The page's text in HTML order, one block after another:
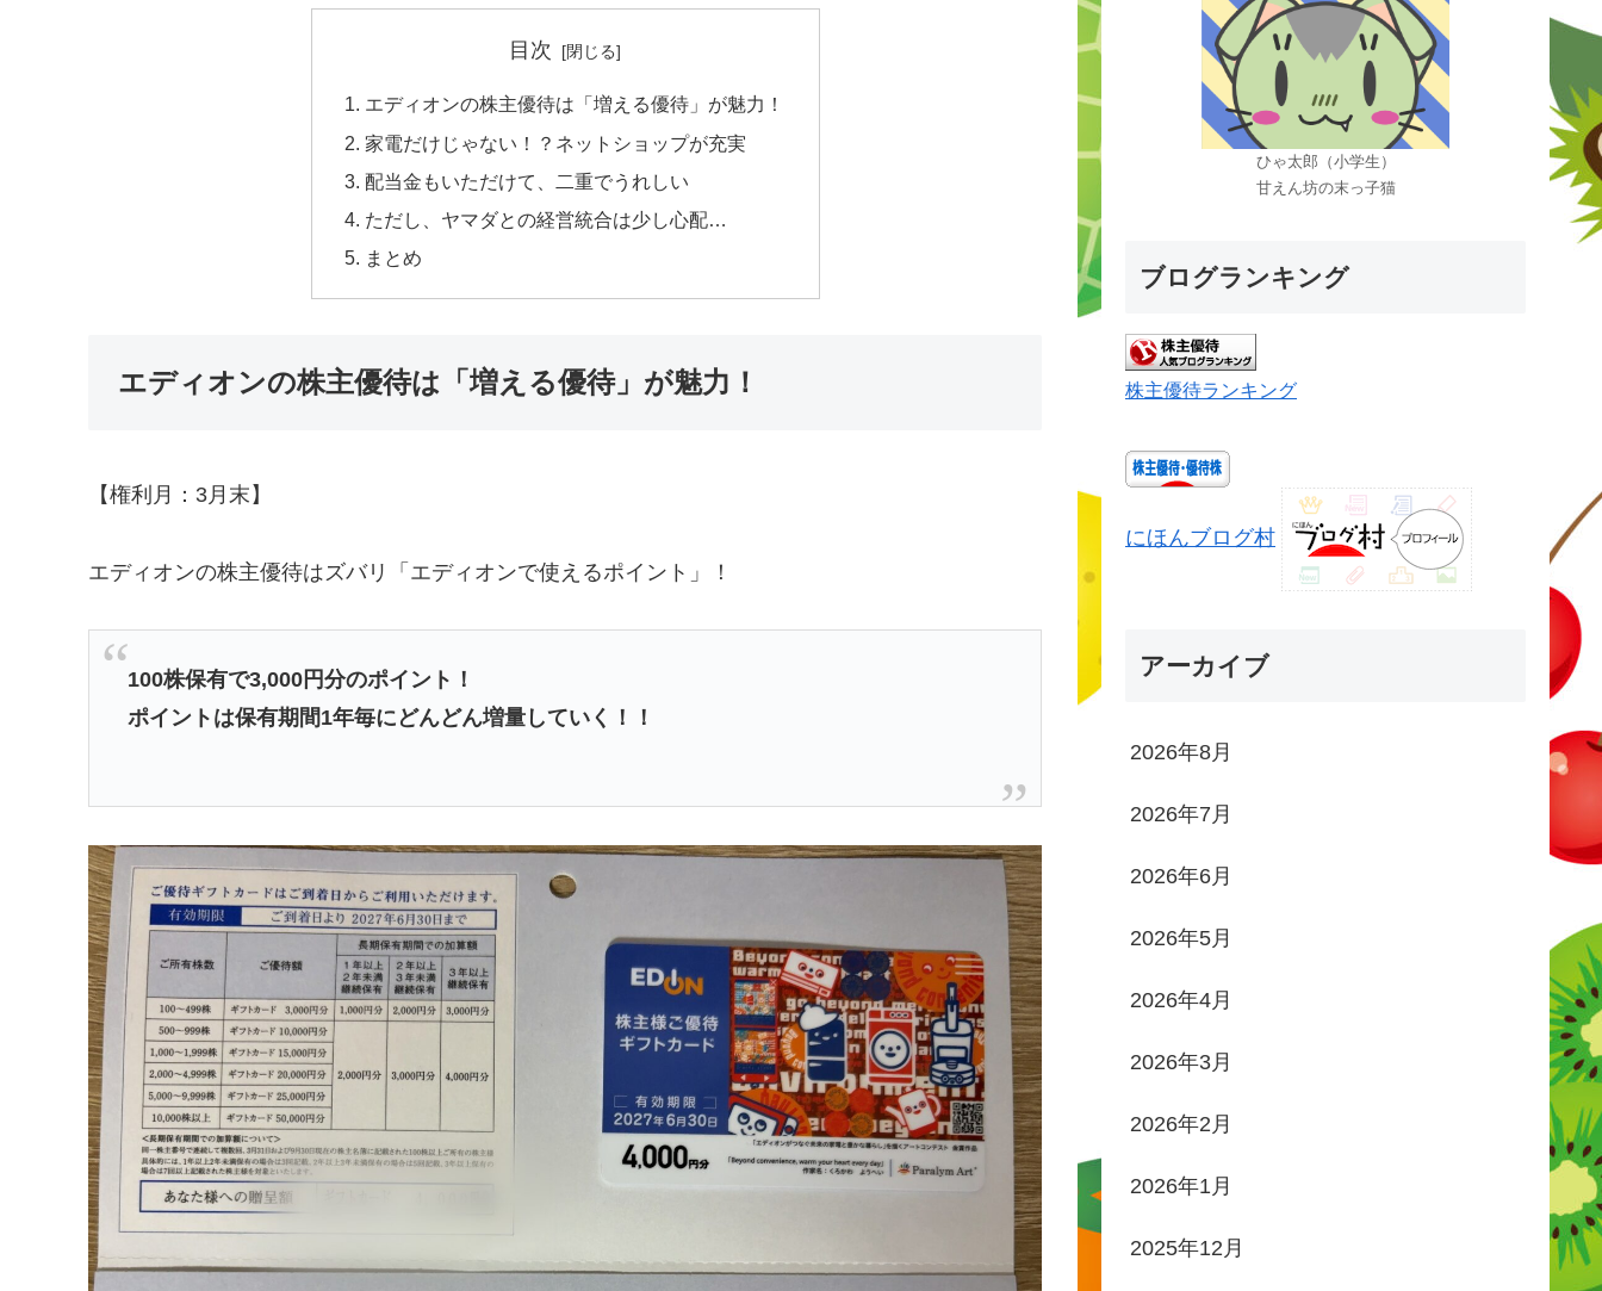
目次
エディオンの株主優待は「増える優待」が魅力！
家電だけじゃない！？ネットショップが充実
配当金もいただけて、二重でうれしい
ただし、ヤマダとの経営統合は少し心配…
まとめ
エディオンの株主優待は「増える優待」が魅力！
【権利月：3月末】
エディオンの株主優待はズバリ「エディオンで使えるポイント」！
100株保有で3,000円分のポイント！
ポイントは保有期間1年毎にどんどん増量していく！！
ひゃ太郎（小学生）
甘えん坊の末っ子猫
ブログランキング
株主優待ランキング
にほんブログ村
アーカイブ
2026年8月
2026年7月
2026年6月
2026年5月
2026年4月
2026年3月
2026年2月
2026年1月
2025年12月